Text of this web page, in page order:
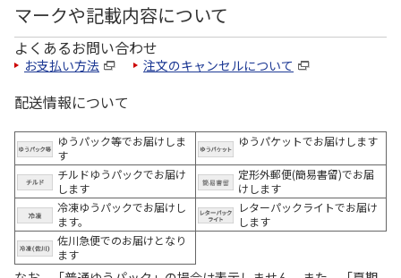
マークや記載内容について
よくあるお問い合わせ
お支払い方法 注文のキャンセルについて
配送情報について
ゆうパック等でお届けしま
す
ゆうパケットでお届けします
チルドゆうパックでお届け
します
定形外郵便(簡易書留)でお届
けします
冷凍ゆうパックでお届けし
ます。
レターパックライトでお届け
します
佐川急便でのお届けとなり
ます